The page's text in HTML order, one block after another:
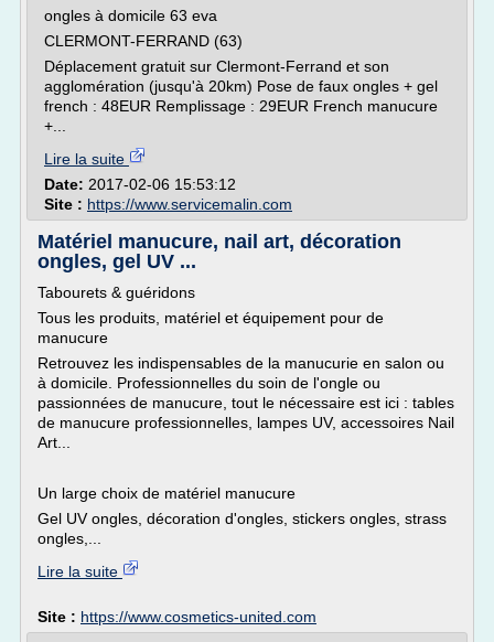
ongles à domicile 63 eva
CLERMONT-FERRAND (63)
Déplacement gratuit sur Clermont-Ferrand et son
agglomération (jusqu'à 20km) Pose de faux ongles + gel
french : 48EUR Remplissage : 29EUR French manucure
+...
Lire la suite
Date: 2017-02-06 15:53:12
Site : https://www.servicemalin.com
Matériel manucure, nail art, décoration
ongles, gel UV ...
Tabourets & guéridons
Tous les produits, matériel et équipement pour de
manucure
Retrouvez les indispensables de la manucurie en salon ou
à domicile. Professionnelles du soin de l'ongle ou
passionnées de manucure, tout le nécessaire est ici : tables
de manucure professionnelles, lampes UV, accessoires Nail
Art...
Un large choix de matériel manucure
Gel UV ongles, décoration d'ongles, stickers ongles, strass
ongles,...
Lire la suite
Site : https://www.cosmetics-united.com